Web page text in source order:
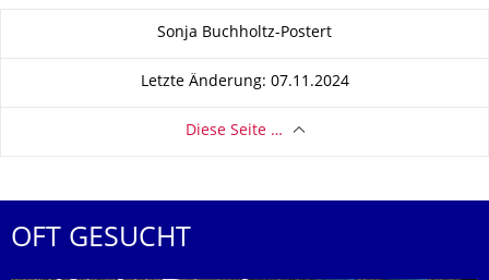
Zu dieser SeiteSonja Buchholtz-Postert
Letzte Änderung: 07.11.2024
Diese Seite …
OFT GESUCHT